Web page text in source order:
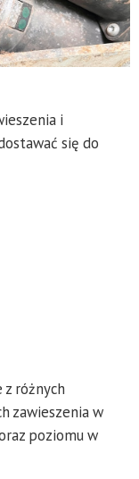
i
się do
różnych
zawieszenia w
poziomu w